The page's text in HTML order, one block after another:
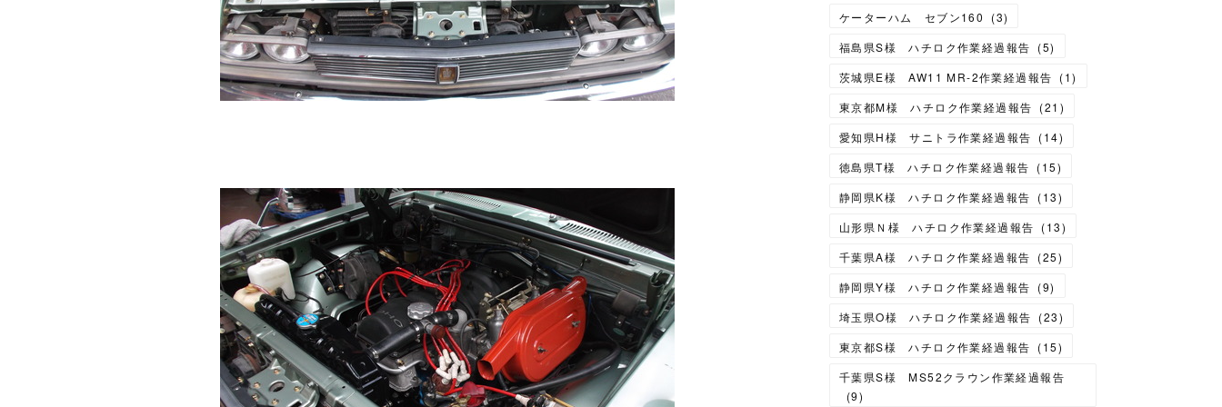
ケーターハム セブン160 (3)
福島県S様 ハチロク作業経過報告 (5)
茨城県E様 AW11 MR-2作業経過報告 (1)
東京都M様 ハチロク作業経過報告 (21 )
愛知県H様 サニトラ作業経過報告 (14)
徳島県T様 ハチロク作業経過報告 (15)
静岡県K様 ハチロク作業経過報告 (13)
山形県Ｎ様 ハチロク作業経過報告 (13)
千葉県A様 ハチロク作業経過報告 (25)
静岡県Y様 ハチロク作業経過報告 (9)
埼玉県O様 ハチロク作業経過報告 (23)
東京都S様 ハチロク作業経過報告 (15)
千葉県S様 MS52クラウン作業経過報告
(9)